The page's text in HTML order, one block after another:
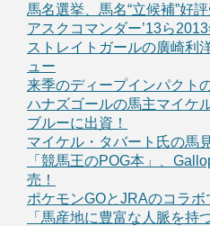
馬名選挙、馬名“立候補”好評
アスクコマンダー’13ら
ストレイトガールの廣崎利
ュー
来季のディープインパクト
ハナズゴールの馬主マイケ
ブルーに出資！
マイケル・タバート氏の馬
「競馬王のPOG本」、
売！
ポケモンGOとJRAのコラボ
「馬産地に豊富な人脈を持